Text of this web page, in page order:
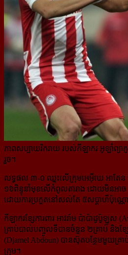
ភាពសប្បាយរិករាយ របស់កីឡាករ អូឡាំព្
រួច។
លទ្ធផល ៣-០ ឈ្នះលើក្រុមអេអ៊ីឃេ អាតែន
១៦ពិន្ទុនាំមុខលើកំពូលតារាង ដោយមិនអា
ដោយការប្រកួតនៅសល់តែ ៥សប្តាហ៏ប៉ុណ្ណោ
កីឡាករខ្សែការពារ អាវរ៉ាម ប៉ាប៉ាដូប៉ូឡូស
គ្រាប់បាល់បញ្ចូលទីបានចំនួន ២គ្រាប់ និង​ខ្ស
(Djamel Abdoun) បានស៊ុតបន្ថែមមួយគ្រ
ក្រុម។